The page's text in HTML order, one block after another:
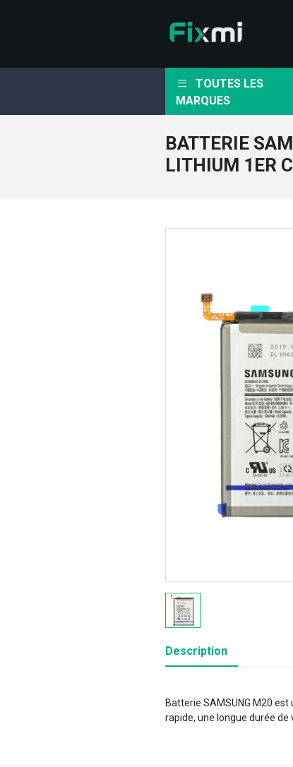
TOUTES LES
MARQUES
BATTERIE
LITHIUM 1ER
Description
Batterie SAMSUNG M20
rapide, une longue durée